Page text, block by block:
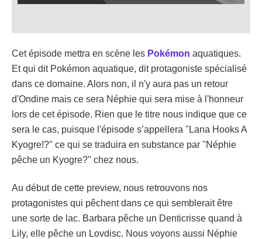
Cet épisode mettra en scène les Pokémon aquatiques.
Et qui dit Pokémon aquatique, dit protagoniste spécialisé
dans ce domaine. Alors non, il n'y aura pas un retour
d'Ondine mais ce sera Néphie qui sera mise à l'honneur
lors de cet épisode. Rien que le titre nous indique que ce
sera le cas, puisque l'épisode s’appellera "Lana Hooks A
Kyogre!?" ce qui se traduira en substance par "Néphie
pêche un Kyogre?" chez nous.
Au début de cette preview, nous retrouvons nos
protagonistes qui pêchent dans ce qui semblerait être
une sorte de lac. Barbara pêche un Denticrisse quand à
Lily, elle pêche un Lovdisc. Nous voyons aussi Néphie